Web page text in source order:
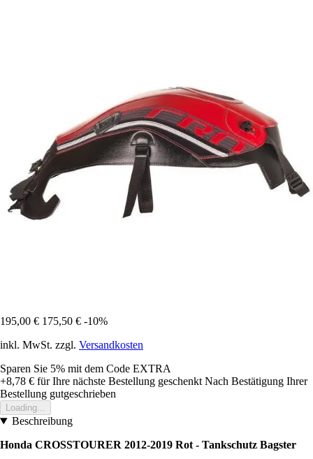
195,00 € 175,50 € -10%
inkl. MwSt. zzgl. Versandkosten
Sparen Sie 5% mit dem Code EXTRA
+8,78 € für Ihre nächste Bestellung geschenkt Nach Bestätigung Ihrer
Bestellung gutgeschrieben
Loading...
Beschreibung
Honda CROSSTOURER 2012-2019 Rot - Tankschutz Bagster